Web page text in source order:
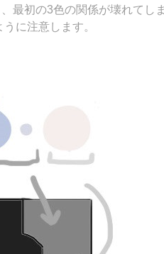
最初の3色の関係が壊れてし
に注意します。